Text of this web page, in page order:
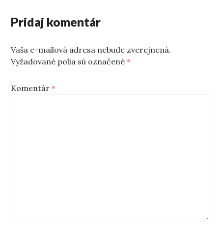
Pridaj komentár
Vaša e-mailová adresa nebude zverejnená.
Vyžadované polia sú označené*
Komentár*